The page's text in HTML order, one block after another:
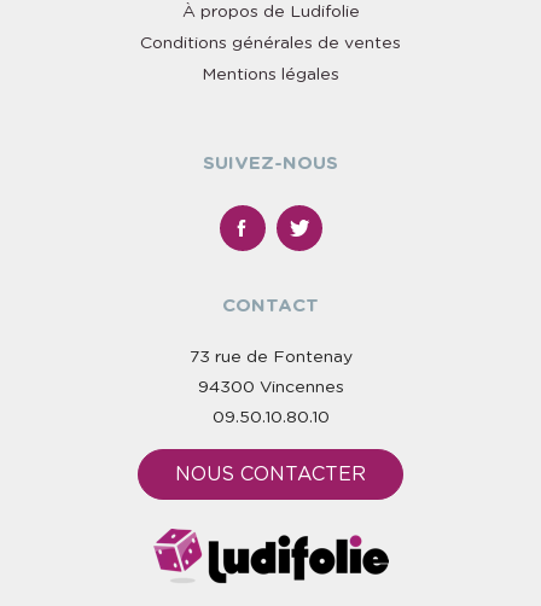
À propos de Ludifolie
Conditions générales de ventes
Mentions légales
SUIVEZ-NOUS
CONTACT
73 rue de Fontenay
94300 Vincennes
09.50.10.80.10
NOUS CONTACTER